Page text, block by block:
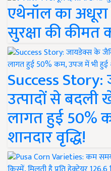
एथेनॉल का अधूरा
सुरक्षा की कीमत
Success
उत्पादों से बदली
लागत हुई 50%
शानदार वृद्धि!